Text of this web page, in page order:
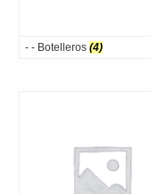
- - Botelleros(4)